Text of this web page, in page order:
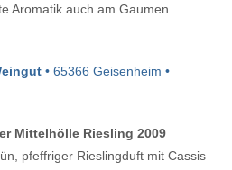
Aromatik auch am Gaumen
• 65366 Geisenheim •
Mittelhölle Riesling 2009
pfeffriger Rieslingduft mit Cassis